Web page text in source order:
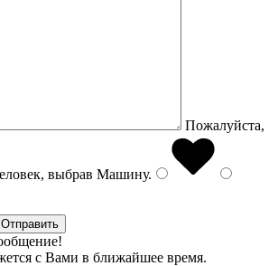
Пожалуйста,
выбрав Машину.
с Вами в ближайшее время.